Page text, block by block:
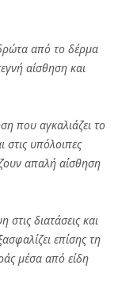
από το δέρμα
αίσθηση και
που αγκαλιάζει το
υπόλοιπες
απαλή αίσθηση
διατάσεις και
επίσης τη
μέσα από είδη